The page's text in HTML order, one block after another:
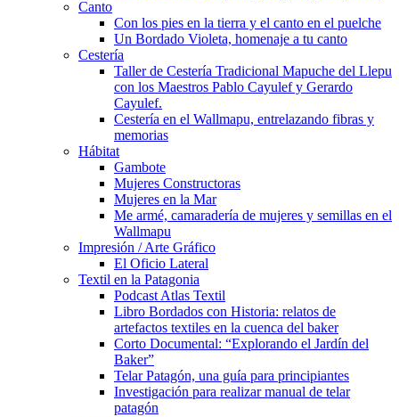
Canto
Con los pies en la tierra y el canto en el puelche
Un Bordado Violeta, homenaje a tu canto
Cestería
Taller de Cestería Tradicional Mapuche del Llepu
con los Maestros Pablo Cayulef y Gerardo
Cayulef.
Cestería en el Wallmapu, entrelazando fibras y
memorias
Hábitat
Gambote
Mujeres Constructoras
Mujeres en la Mar
Me armé, camaradería de mujeres y semillas en el
Wallmapu
Impresión / Arte Gráfico
El Oficio Lateral
Textil en la Patagonia
Podcast Atlas Textil
Libro Bordados con Historia: relatos de
artefactos textiles en la cuenca del baker
Corto Documental: “Explorando el Jardín del
Baker”
Telar Patagón, una guía para principiantes
Investigación para realizar manual de telar
patagón